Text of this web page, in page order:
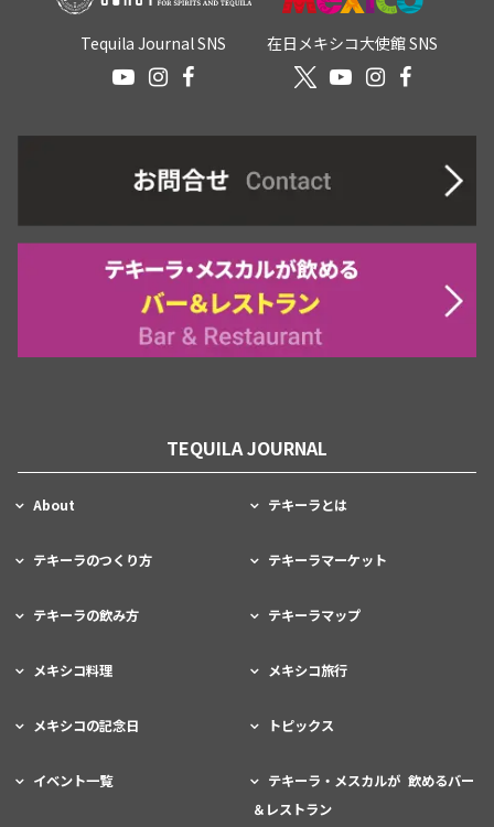
Tequila Journal SNS 在日メキシコ大使館 SNS
TEQUILA JOURNAL
About テキーラとは
テキーラのつくり方 テキーラマーケット
テキーラの飲み方 テキーラマップ
メキシコ料理 メキシコ旅行
メキシコの記念日 トピックス
イベント一覧
テキーラ・メスカルが 飲めるバー
＆レストラン